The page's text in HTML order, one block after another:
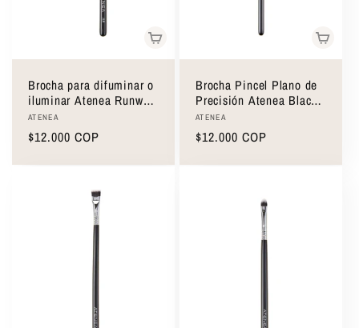
Brocha para difuminar o
iluminar Atenea Runway
Collection JL8
Proveedor:
ATENEA
Precio
$12.000 COP
Brocha Pincel Plano de
Precisión Atenea Black
Gold 24
Proveedor:
ATENEA
Precio
$12.000 COP